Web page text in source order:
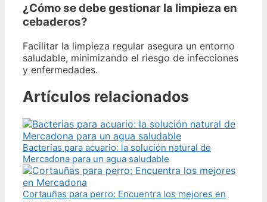
¿Cómo se debe gestionar la limpieza en
cebaderos?
Facilitar la limpieza regular asegura un entorno
saludable, minimizando el riesgo de infecciones
y enfermedades.
Artículos relacionados
Bacterias para acuario: la solución natural de
Mercadona para un agua saludable
Cortauñas para perro: Encuentra los mejores en